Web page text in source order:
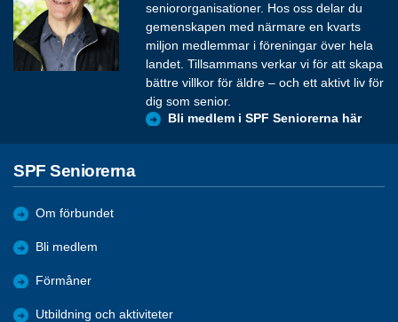
seniororganisationer. Hos oss delar du
gemenskapen med närmare en kvarts
miljon medlemmar i föreningar över hela
landet. Tillsammans verkar vi för att skapa
bättre villkor för äldre – och ett aktivt liv för
dig som senior.
Bli medlem i SPF Seniorerna här
SPF Seniorerna
Om förbundet
Bli medlem
Förmåner
Utbildning och aktiviteter